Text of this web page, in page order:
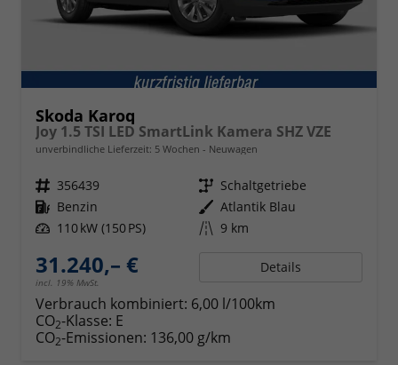
Skoda Karoq
Joy 1.5 TSI LED SmartLink Kamera SHZ VZE
unverbindliche Lieferzeit: 5 Wochen Neuwagen
Fahrzeugnr. 356439 Getriebe Schaltgetriebe
Kraftstoff Benzin Außenfarbe Atlantik Blau
Leistung 110 kW (150 PS) Kilometerstand 9 km
31.240,– €
incl. 19% MwSt.
Details
Verbrauch kombiniert: 6,00 l/100km
CO2-Klasse: E
CO2-Emissionen: 136,00 g/km